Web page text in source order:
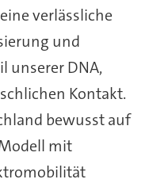
verlässliche
und
unserer DNA,
Kontakt.
bewusst auf
mit